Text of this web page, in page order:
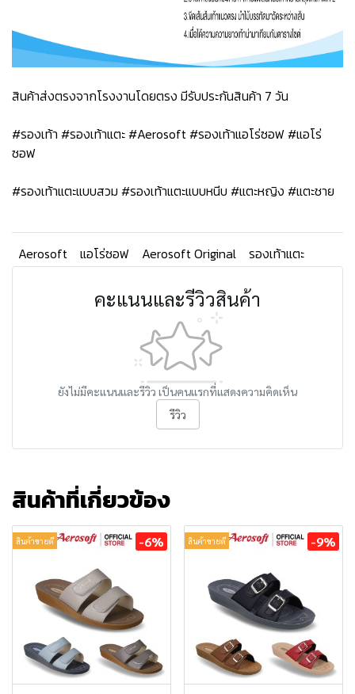
สินค้าส่งตรงจากโรงงานโดยตรง มีรับประกันสินค้า 7 วัน
#รองเท้า #รองเท้าแตะ #Aerosoft #รองเท้าแอโร่ซอฟ #แอโร่
ซอฟ
#รองเท้าแตะแบบสวม #รองเท้าแตะแบบหนีบ #แตะหญิง #แตะชาย
Aerosoft แอโร่ซอฟ Aerosoft Original รองเท้าแตะ
คะแนนและรีวิวสินค้า
ยังไม่มีคะแนนและรีวิว เป็นคนแรกที่แสดงความคิดเห็น
รีวิว
สินค้าที่เกี่ยวข้อง
สินค้าขายดี -6% สินค้าขายดี -9%